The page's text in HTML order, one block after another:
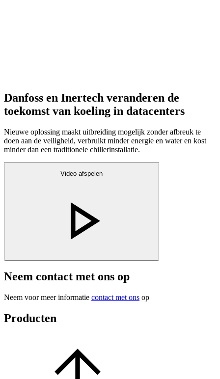
Danfoss en Inertech veranderen de
toekomst van koeling in datacenters
Nieuwe oplossing maakt uitbreiding mogelijk zonder afbreuk te
doen aan de veiligheid, verbruikt minder energie en water en kost
minder dan een traditionele chillerinstallatie.
Video afspelen
Neem contact met ons op
Neem voor meer informatie contact met ons op
Producten